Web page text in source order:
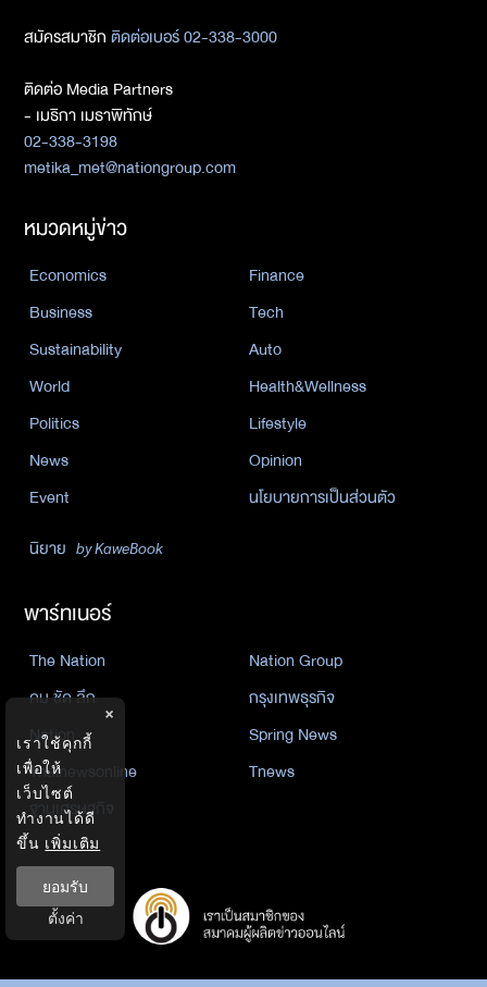
สมัครสมาชิกติดต่อเบอร์ 02-338-3000
ติดต่อ Media Partners
- เมธิกา เมธาพิทักษ์
02-338-3198
metika_met@nationgroup.com
หมวดหมู่ข่าว
Economics
Finance
Business
Tech
Sustainability
Auto
World
Health&Wellness
Politics
Lifestyle
News
Opinion
Event
นโยบายการเป็นส่วนตัว
นิยาย by KaweBook
พาร์ทเนอร์
The Nation
Nation Group
คม ชัด ลึก
กรุงเทพธุรกิจ
Nation
Spring News
Thainewsonline
Tnews
ฐานเศรษฐกิจ
×
เราใช้คุกกี้
เพื่อให้
เว็บไซต์
ทำงานได้ดี
ขึ้น เพิ่มเติม
ยอมรับ
ตั้งค่า